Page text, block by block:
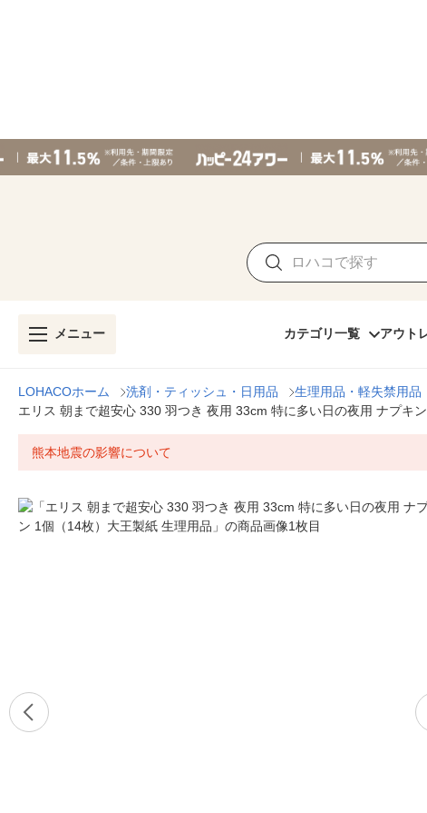
メニュー カテゴリ一覧 アウト
LOHACOホーム 洗剤・ティッシュ・日用品 生理用品・軽失禁用品
エリス 朝まで超安心 330 羽つき 夜用 33cm 特に多い日の夜用 ナプキ
熊本地震の影響について